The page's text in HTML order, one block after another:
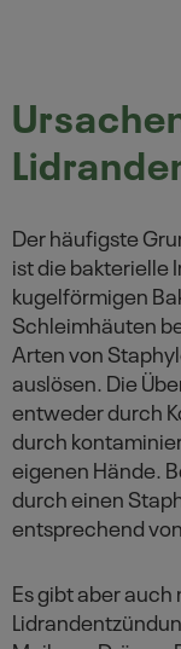
Der häufigste
ist die bakterielle
kugelförmigen
Schleimhäuten
Arten von
auslösen. Die
entweder durch
durch
eigenen Hände.
durch einen
entsprechend
Es gibt aber